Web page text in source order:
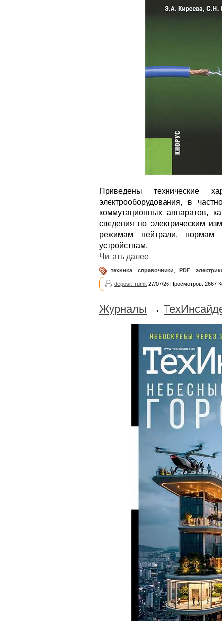
Приведены технические
электрооборудования, в
коммутационных аппаратов,
сведения по электрическим
режимам нейтрали, нормам
устройствам.
Читать далее
техника справочники PDF
deposit_rumit 27/07/26 Просмотров: 2667
Журналы →